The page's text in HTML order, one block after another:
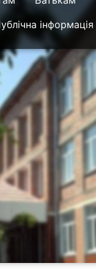
інформація